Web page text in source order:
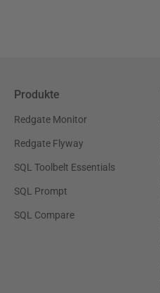
Produkte
Redgate Monitor
Redgate Flyway
SQL Toolbelt Essentials
SQL Prompt
SQL Compare